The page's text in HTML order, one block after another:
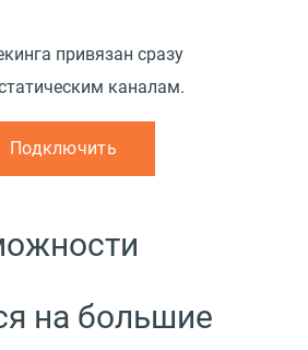
привязан сразу
каналам.
Подключить
на большие